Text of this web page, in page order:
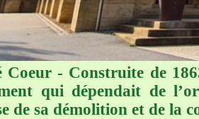
Coeur - Construite de
qui dépendait de
de sa démolition et de la